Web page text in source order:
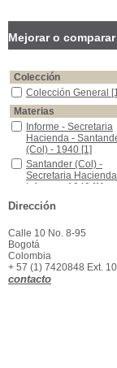
Mejorar o
Colección
Colección General
Colección General
Materias
Informe - Secretaria
Informe - Secretaria
Hacienda -
(Col) - 1940 [1]
Santander (Col) -
Santander (Col) -
Secretaria
Informe - 1940 [1]
Dirección
Calle 10 No. 8-95
Bogotá
Colombia
+ 57 (1) 7420848 Ext.
contacto